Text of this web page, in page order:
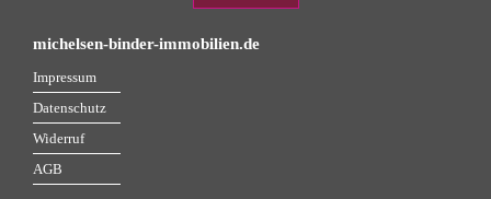
michelsen-binder-immobilien.de
Impressum
Datenschutz
Widerruf
AGB